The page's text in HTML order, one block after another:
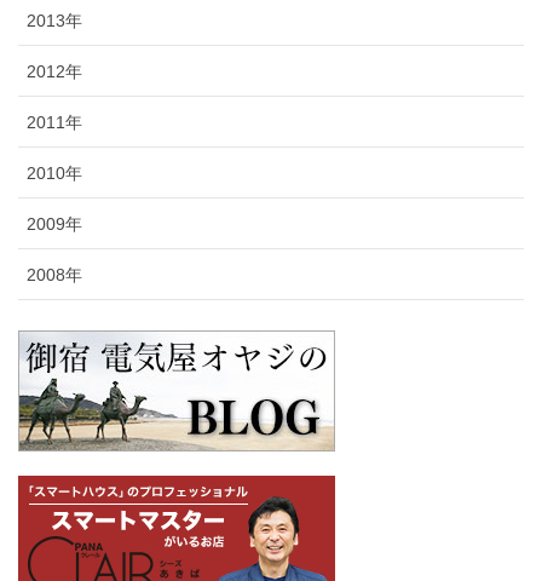
2013年
2012年
2011年
2010年
2009年
2008年